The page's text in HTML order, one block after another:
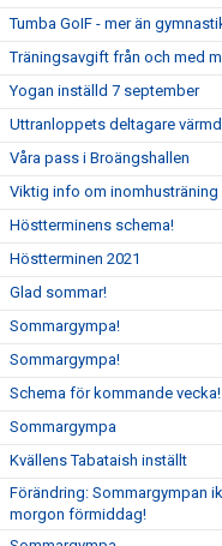
Tumba GoIF - mer än
Träningsavgift från och med
Yogan inställd 7 september
Uttranloppets deltagare
Våra pass i Broängshallen
Viktig info om inomhusträning
Höstterminens schema!
Höstterminen 2021
Glad sommar!
Sommargympa!
Sommargympa!
Schema för kommande vecka!
Sommargympa
Kvällens Tabataish inställt
Förändring: Sommargympan
morgon förmiddag!